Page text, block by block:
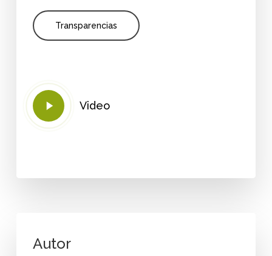
Transparencias
Play
Video
Video
Autor